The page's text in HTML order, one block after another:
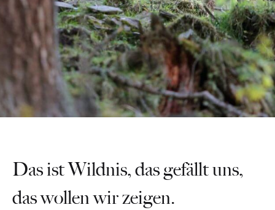
Das ist Wildnis, das gefällt uns,
das wollen wir zeigen.